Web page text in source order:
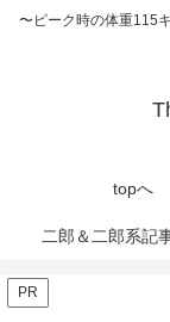
〜ピーク時の体重115
topへ
二郎＆二郎系記
PR